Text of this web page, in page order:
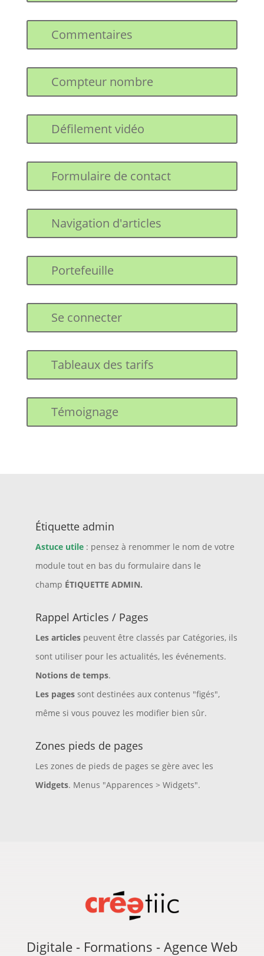
Commentaires
Compteur nombre
Défilement vidéo
Formulaire de contact
Navigation d'articles
Portefeuille
Se connecter
Tableaux des tarifs
Témoignage
Étiquette admin
Astuce utile: pensez à renommer le nom de votre
module tout en bas du formulaire dans le
champ ÉTIQUETTE ADMIN.
Rappel Articles / Pages
Les articlespeuvent être classés par Catégories, ils
sont utiliser pour les actualités, les événements.
Notions de temps.
Les pagessont destinées aux contenus "figés",
même si vous pouvez les modifier bien sûr.
Zones pieds de pages
Les zones de pieds de pages se gère avec les
Widgets. Menus "Apparences > Widgets".
Digitale - Formations - Agence Web